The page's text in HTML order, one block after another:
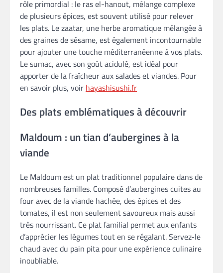
rôle primordial : le ras el-hanout, mélange complexe
de plusieurs épices, est souvent utilisé pour relever
les plats. Le zaatar, une herbe aromatique mélangée à
des graines de sésame, est également incontournable
pour ajouter une touche méditerranéenne à vos plats.
Le sumac, avec son goût acidulé, est idéal pour
apporter de la fraîcheur aux salades et viandes. Pour
en savoir plus, voir hayashisushi.fr
Des plats emblématiques à découvrir
Maldoum : un tian d’aubergines à la
viande
Le Maldoum est un plat traditionnel populaire dans de
nombreuses familles. Composé d’aubergines cuites au
four avec de la viande hachée, des épices et des
tomates, il est non seulement savoureux mais aussi
très nourrissant. Ce plat familial permet aux enfants
d’apprécier les légumes tout en se régalant. Servez-le
chaud avec du pain pita pour une expérience culinaire
inoubliable.